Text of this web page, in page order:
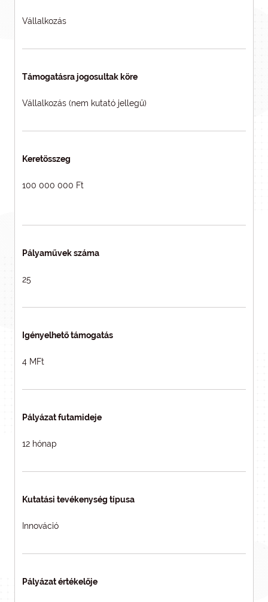
Vállalkozás
Támogatásra jogosultak köre
Vállalkozás (nem kutató jellegű)
Keretösszeg
100 000 000 Ft
Pályaművek száma
25
Igényelhető támogatás
4 MFt
Pályázat futamideje
12 hónap
Kutatási tevékenység típusa
Innováció
Pályázat értékelője